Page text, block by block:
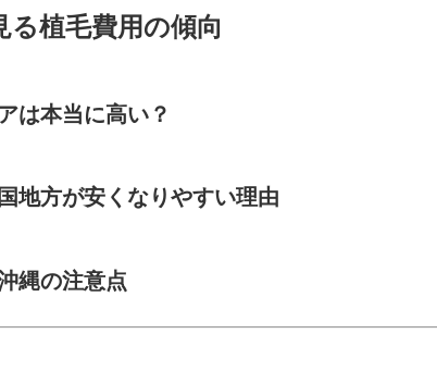
る植毛費用の傾向
は本当に高い？
地方が安くなりやすい理由
縄の注意点